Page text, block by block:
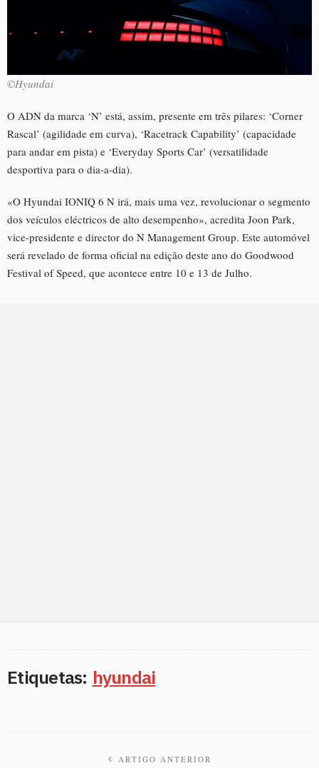
©Hyundai
O ADN da marca ‘N’ está, assim, presente em três pilares: ‘Corner
Rascal’ (agilidade em curva), ‘Racetrack Capability’ (capacidade
para andar em pista) e ‘Everyday Sports Car’ (versatilidade
desportiva para o dia-a-dia).
«O Hyundai IONIQ 6 N irá, mais uma vez, revolucionar o segmento
dos veículos eléctricos de alto desempenho», acredita Joon Park,
vice-presidente e director do N Management Group. Este automóvel
será revelado de forma oficial na edição deste ano do Goodwood
Festival of Speed, que acontece entre 10 e 13 de Julho.
Etiquetas: hyundai
ARTIGO ANTERIOR